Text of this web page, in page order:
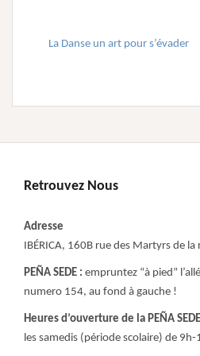
La Danse un art pour s’évader
Retrouvez Nous
Adresse
IBÉRICA, 160B rue des Martyrs de la
PEÑA SEDE : empruntez “à pied”
numero 154, au fond à gauche !
Heures d’ouverture de la PEÑA SEDE
les samedis (période scolaire) de 9h-